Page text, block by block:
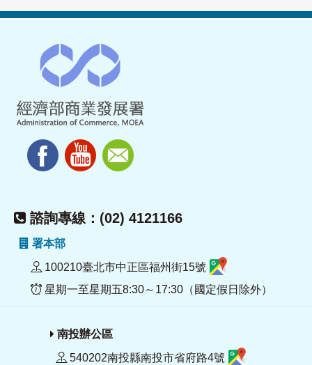
諮詢專線：(02) 4121166
署本部
100210臺北市中正區福州街15號
星期一至星期五8:30～17:30（國定假日除外）
南投辦公區
540202南投縣南投市省府路4號